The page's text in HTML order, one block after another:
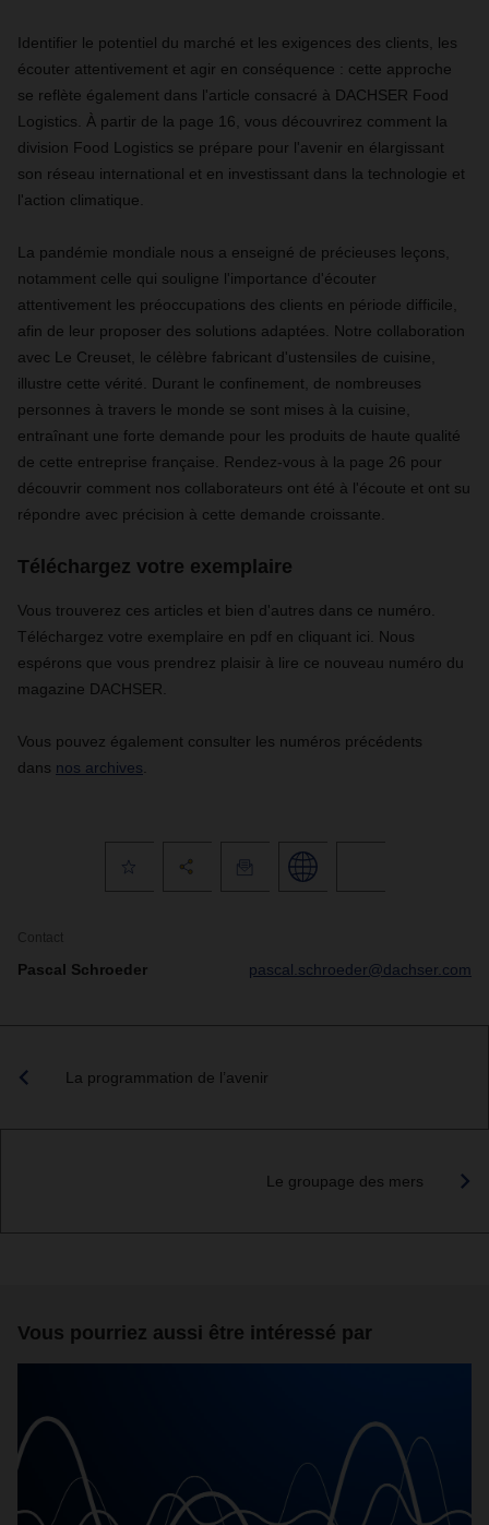
Identifier le potentiel du marché et les exigences des clients, les
écouter attentivement et agir en conséquence : cette approche
se reflète également dans l'article consacré à DACHSER Food
Logistics. À partir de la page 16, vous découvrirez comment la
division Food Logistics se prépare pour l'avenir en élargissant
son réseau international et en investissant dans la technologie et
l'action climatique.
La pandémie mondiale nous a enseigné de précieuses leçons,
notamment celle qui souligne l'importance d'écouter
attentivement les préoccupations des clients en période difficile,
afin de leur proposer des solutions adaptées. Notre collaboration
avec Le Creuset, le célèbre fabricant d'ustensiles de cuisine,
illustre cette vérité. Durant le confinement, de nombreuses
personnes à travers le monde se sont mises à la cuisine,
entraînant une forte demande pour les produits de haute qualité
de cette entreprise française. Rendez-vous à la page 26 pour
découvrir comment nos collaborateurs ont été à l'écoute et ont su
répondre avec précision à cette demande croissante.
Téléchargez votre exemplaire
Vous trouverez ces articles et bien d'autres dans ce numéro.
Téléchargez votre exemplaire en pdf en cliquant ici. Nous
espérons que vous prendrez plaisir à lire ce nouveau numéro du
magazine DACHSER.
Vous pouvez également consulter les numéros précédents
dans nos archives
Contact
Pascal Schroeder pascal.schroeder@dachser.com
La programmation de l’avenir
Le groupage des mers
Vous pourriez aussi être intéressé par